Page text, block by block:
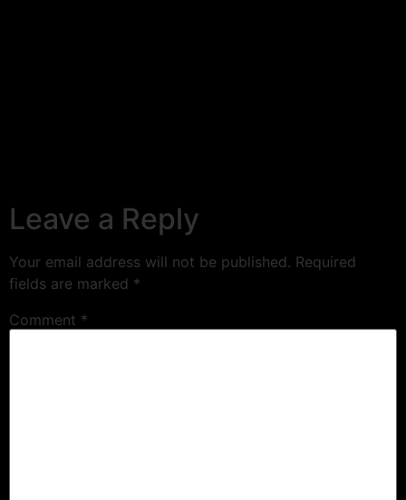
Leave a Reply
Your email address will not be published. Required
fields are marked *
Comment *